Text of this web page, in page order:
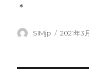
＊
投
SIMjp
投
2021年3